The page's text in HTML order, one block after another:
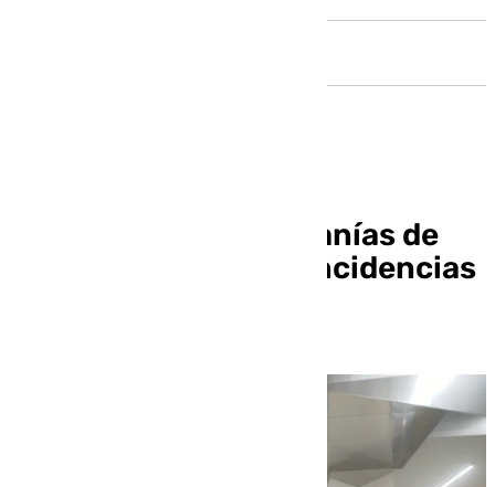
Restablecido el Cercanías de
Málaga tras nuevas incidencias